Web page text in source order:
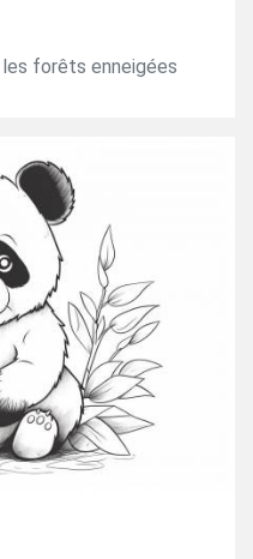
les forêts enneigées